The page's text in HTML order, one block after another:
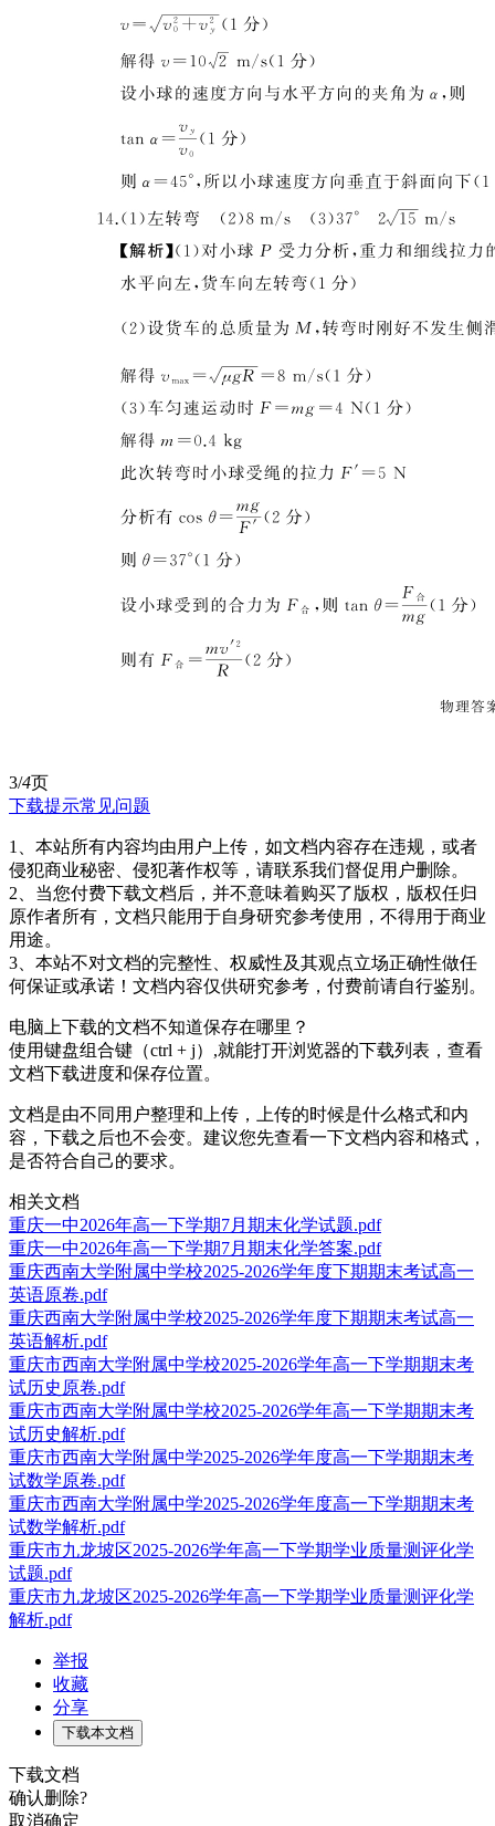
3/4页
下载提示常见问题
1、本站所有内容均由用户上传，如文档内容存在违规，或者
侵犯商业秘密、侵犯著作权等，请联系我们督促用户删除。
2、当您付费下载文档后，并不意味着购买了版权，版权任归
原作者所有，文档只能用于自身研究参考使用，不得用于商业
用途。
3、本站不对文档的完整性、权威性及其观点立场正确性做任
何保证或承诺！文档内容仅供研究参考，付费前请自行鉴别。
电脑上下载的文档不知道保存在哪里？
使用键盘组合键（ctrl + j）,就能打开浏览器的下载列表，查看
文档下载进度和保存位置。
文档是由不同用户整理和上传，上传的时候是什么格式和内
容，下载之后也不会变。建议您先查看一下文档内容和格式，
是否符合自己的要求。
相关文档
重庆一中2026年高一下学期7月期末化学试题.pdf
重庆一中2026年高一下学期7月期末化学答案.pdf
重庆西南大学附属中学校2025-2026学年度下期期末考试高一
英语原卷.pdf
重庆西南大学附属中学校2025-2026学年度下期期末考试高一
英语解析.pdf
重庆市西南大学附属中学校2025-2026学年高一下学期期末考
试历史原卷.pdf
重庆市西南大学附属中学校2025-2026学年高一下学期期末考
试历史解析.pdf
重庆市西南大学附属中学2025-2026学年度高一下学期期末考
试数学原卷.pdf
重庆市西南大学附属中学2025-2026学年度高一下学期期末考
试数学解析.pdf
重庆市九龙坡区2025-2026学年高一下学期学业质量测评化学
试题.pdf
重庆市九龙坡区2025-2026学年高一下学期学业质量测评化学
解析.pdf
举报
收藏
分享
下载本文档
下载文档
确认删除?
取消确定